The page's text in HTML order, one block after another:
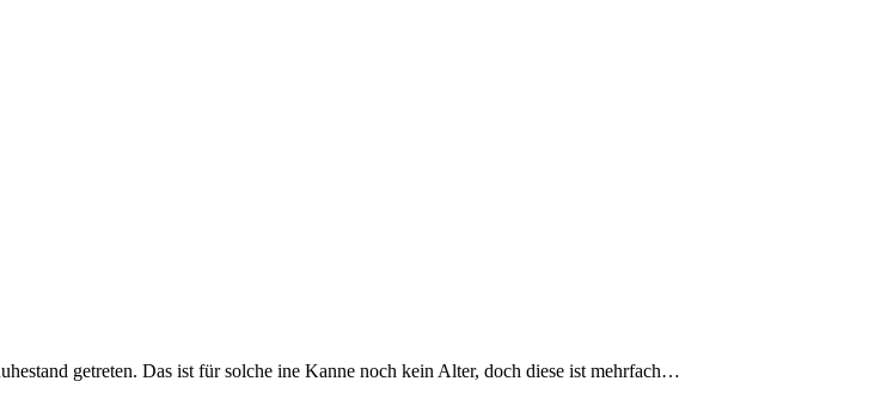
getreten. Das ist für solche ine Kanne noch kein Alter, doch diese ist mehrfach…